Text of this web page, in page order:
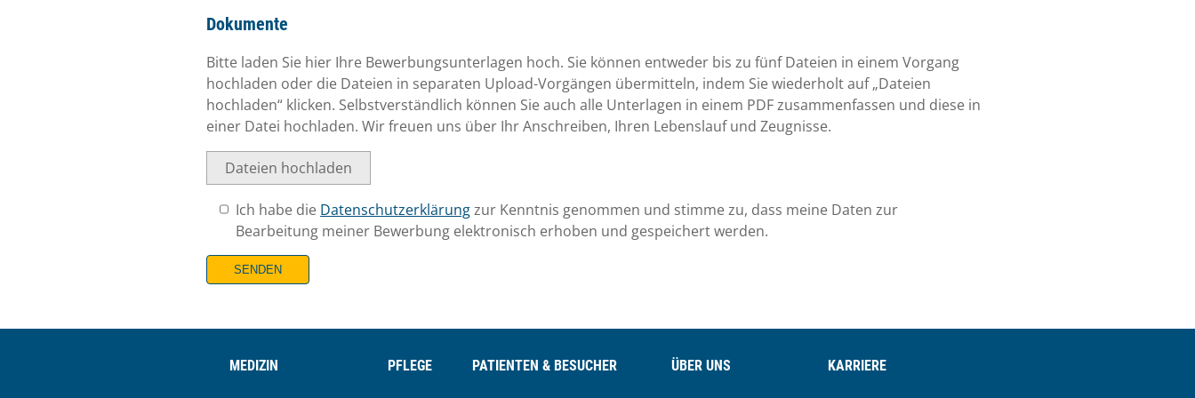
Dokumente
Bitte laden Sie hier Ihre Bewerbungsunterlagen hoch. Sie können entweder bis zu fünf Dateien in einem Vorgang
hochladen oder die Dateien in separaten Upload-Vorgängen übermitteln, indem Sie wiederholt auf „Dateien
hochladen“ klicken. Selbstverständlich können Sie auch alle Unterlagen in einem PDF zusammenfassen und diese in
einer Datei hochladen. Wir freuen uns über Ihr Anschreiben, Ihren Lebenslauf und Zeugnisse.
Dateien hochladen
Ich habe die Datenschutzerklärungzur Kenntnis genommen und stimme zu, dass meine Daten zur
Bearbeitung meiner Bewerbung elektronisch erhoben und gespeichert werden.
SENDEN
MEDIZIN PFLEGE PATIENTEN & BESUCHER ÜBER UNS KARRIERE